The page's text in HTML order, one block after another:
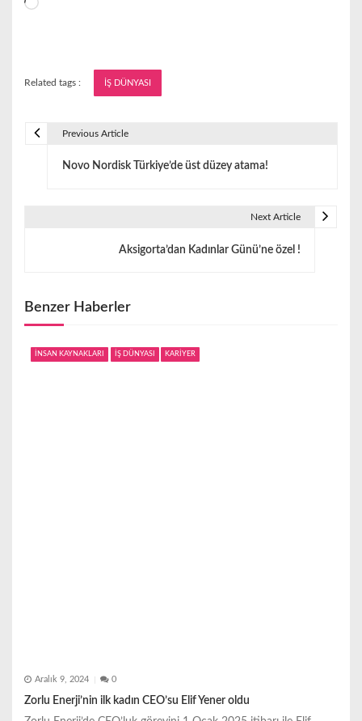
Related tags : İŞ DÜNYASI
z
Previous Article
Novo Nordisk Türkiye’de üst düzey atama!
Next Article
Aksigorta’dan Kadınlar Günü’ne özel !
Benzer Haberler
İNSAN KAYNAKLARI İŞ DÜNYASI KARİYER
Aralık 9, 2024 0
Zorlu Enerji’nin ilk kadın CEO’su Elif Yener oldu